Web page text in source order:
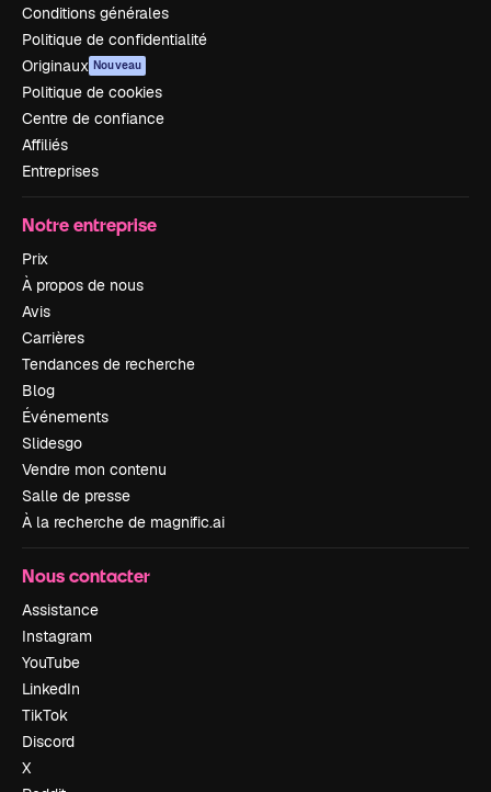
Conditions générales
Politique de confidentialité
Originaux Nouveau
Politique de cookies
Centre de confiance
Affiliés
Entreprises
Notre entreprise
Prix
À propos de nous
Avis
Carrières
Tendances de recherche
Blog
Événements
Slidesgo
Vendre mon contenu
Salle de presse
À la recherche de magnific.ai
Nous contacter
Assistance
Instagram
YouTube
LinkedIn
TikTok
Discord
X